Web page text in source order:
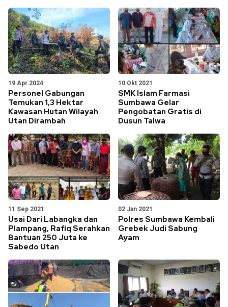
19 Apr 2024
Personel Gabungan
Temukan 1,3 Hektar
Kawasan Hutan Wilayah
Utan Dirambah
10 Okt 2021
SMK Islam Farmasi
Sumbawa Gelar
Pengobatan Gratis di
Dusun Talwa
11 Sep 2021
Usai Dari Labangka dan
Plampang, Rafiq Serahkan
Bantuan 250 Juta ke
Sabedo Utan
02 Jan 2021
Polres Sumbawa Kembali
Grebek Judi Sabung
Ayam